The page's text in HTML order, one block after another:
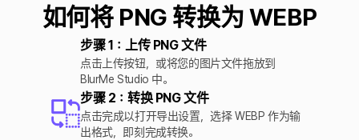
如何将 PNG 转换为 WEBP
步骤 1：上传 PNG 文件
点击上传按钮，或将您的图片文件拖放到
BlurMe Studio 中。
步骤 2：转换 PNG 文件
点击完成以打开导出设置，选择 WEBP 作为输
出格式，即刻完成转换。